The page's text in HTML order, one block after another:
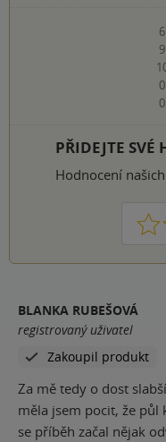
PŘIDEJTE
Hodnocení
1
BLANKA RUBEŠOVÁ
registrovaný uživatel
Zakoupil produkt
Za mě tedy o dost
měla jsem pocit, že půl
se příběh začal nějak